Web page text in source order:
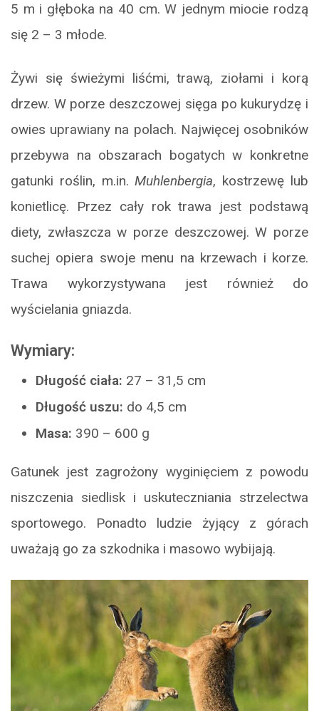
5 m i głęboka na 40 cm. W jednym miocie rodzą
się 2 – 3 młode.
Żywi się świeżymi liśćmi, trawą, ziołami i korą
drzew. W porze deszczowej sięga po kukurydzę i
owies uprawiany na polach. Najwięcej osobników
przebywa na obszarach bogatych w konkretne
gatunki roślin, m.in.Muhlenbergia, kostrzewę lub
konietlicę. Przez cały rok trawa jest podstawą
diety, zwłaszcza w porze deszczowej. W porze
suchej opiera swoje menu na krzewach i korze.
Trawa wykorzystywana jest również do
wyścielania gniazda.
Wymiary:
Długość ciała: 27 – 31,5 cm
Długość uszu: do 4,5 cm
Masa: 390 – 600 g
Gatunek jest zagrożony wyginięciem z powodu
niszczenia siedlisk i uskuteczniania strzelectwa
sportowego. Ponadto ludzie żyjący z górach
uważają go za szkodnika i masowo wybijają.